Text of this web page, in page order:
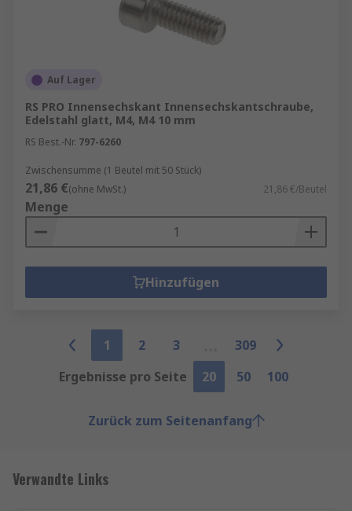
Auf Lager
RS PRO Innensechskant Innensechskantschraube,
Edelstahl glatt, M4, M4 10 mm
RS Best.-Nr. 797-6260
Zwischensumme (1 Beutel mit 50 Stück)
21,86 €(ohne MwSt.) 21,86 €/Beutel
Menge
Hinzufügen
1 2 3
309
Ergebnisse pro Seite
20 50 100
Zurück zum Seitenanfang
Verwandte Links